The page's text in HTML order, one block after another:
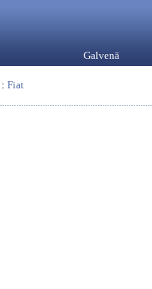
Galvenā
: Fiat